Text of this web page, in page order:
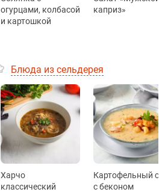
огурцами, колбасой
и картошкой
каприз»
Блюда из сельдерея
Харчо
классический
Картофельный суп
с беконом